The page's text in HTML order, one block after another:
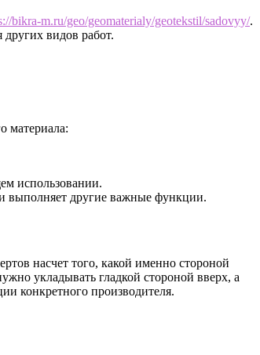
bikra-m.ru/geo/geomaterialy/geotekstil/sadovyy/.
видов работ.
материала:
использовании.
выполняет другие важные функции.
насчет того, какой именно стороной
укладывать гладкой стороной вверх, а
конкретного производителя.